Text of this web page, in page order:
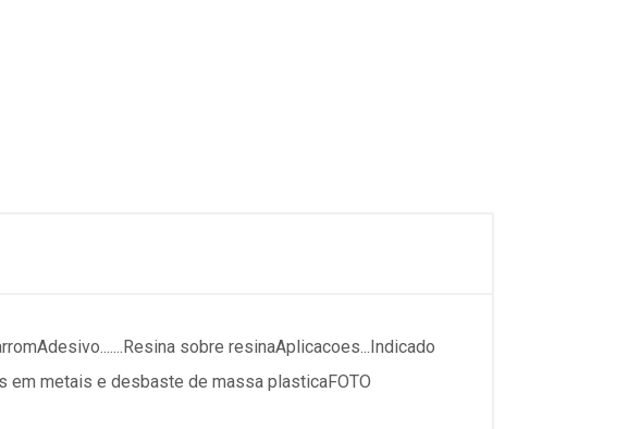
sobre resinaAplicacoes...Indicado
metais e desbaste de massa plasticaFOTO